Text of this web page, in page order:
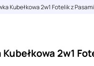
Kubełkowa 2w1 Fotelik z Pasami
2w1